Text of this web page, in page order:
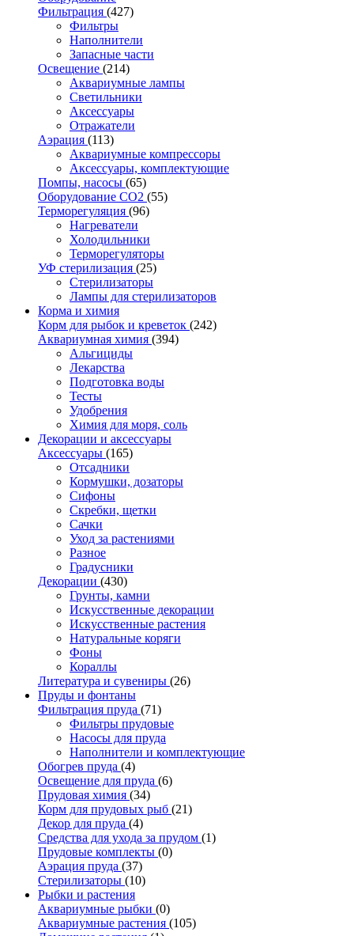
Фильтрация (427)
Фильтры
Наполнители
Запасные части
Освещение (214)
Аквариумные лампы
Светильники
Аксессуары
Отражатели
Аэрация (113)
Аквариумные компрессоры
Аксессуары, комплектующие
Помпы, насосы (65)
Оборудование CO2 (55)
Терморегуляция (96)
Нагреватели
Холодильники
Терморегуляторы
УФ стерилизация (25)
Стерилизаторы
Лампы для стерилизаторов
Корма и химия
Корм для рыбок и креветок (242)
Аквариумная химия (394)
Альгициды
Лекарства
Подготовка воды
Тесты
Удобрения
Химия для моря, соль
Декорации и аксессуары
Аксессуары (165)
Отсадники
Кормушки, дозаторы
Сифоны
Скребки, щетки
Сачки
Уход за растениями
Разное
Градусники
Декорации (430)
Грунты, камни
Искусственные декорации
Искусственные растения
Натуральные коряги
Фоны
Кораллы
Литература и сувениры (26)
Пруды и фонтаны
Фильтрация пруда (71)
Фильтры прудовые
Насосы для пруда
Наполнители и комплектующие
Обогрев пруда (4)
Освещение для пруда (6)
Прудовая химия (34)
Корм для прудовых рыб (21)
Декор для пруда (4)
Средства для ухода за прудом (1)
Прудовые комплекты (0)
Аэрация пруда (37)
Стерилизаторы (10)
Рыбки и растения
Аквариумные рыбки (0)
Аквариумные растения (105)